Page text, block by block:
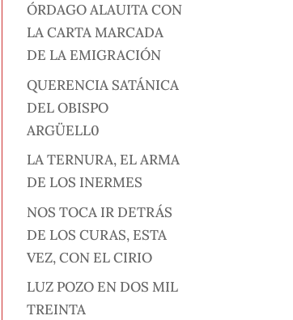
ÓRDAGO ALAUITA CON
LA CARTA MARCADA
DE LA EMIGRACIÓN
QUERENCIA SATÁNICA
DEL OBISPO
ARGÜELL0
LA TERNURA, EL ARMA
DE LOS INERMES
NOS TOCA IR DETRÁS
DE LOS CURAS, ESTA
VEZ, CON EL CIRIO
LUZ POZO EN DOS MIL
TREINTA